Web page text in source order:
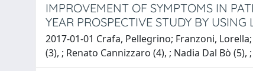
IMPROVEMENT OF SYMPTOMS IN
YEAR PROSPECTIVE STUDY BY USING
2017-01-01 Crafa, Pellegrino; Franzoni,
(3), ; Renato Cannizzaro (4), ; Nadia Dal Bò